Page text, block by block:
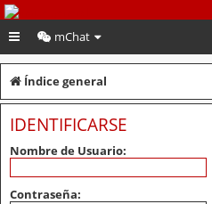
PeruVoley.com
mChat
Índice general
IDENTIFICARSE
Nombre de Usuario:
Contraseña: